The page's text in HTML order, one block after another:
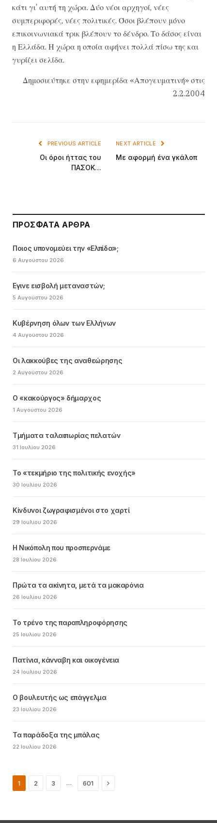
κάτι γι’ αυτή τη χώρα. Δύο νέοι αρχηγοί, νέες
συμπεριφορές, νέες πολιτικές. Όσοι βλέπουν μόνο
επικοινωνιακά τρικ βλέπουν το δένδρο. Το δάσος είναι
η Ελλάδα. Η χώρα η οποία αφήνει πολλά πίσω της και
γυρίζει σελίδα.
Δημοσιεύτηκε στην εφημερίδα «Απογευματινή» στις
2.2.2004
PREVIOUS ARTICLE
Οι όροι ήττας του
ΠΑΣΟΚ…
NEXT ARTICLE
Με αφορμή ένα γκάλοπ
ΠΡΌΣΦΑΤΑ ΆΡΘΡΑ
Ποιος υπονομεύει την «Ελπίδα»;
6 Αυγούστου 2026
Εγινε εισβολή μεταναστών;
5 Αυγούστου 2026
Κυβέρνηση όλων των Ελλήνων
4 Αυγούστου 2026
Οι λακκούβες της αναθεώρησης
2 Αυγούστου 2026
Ο «κακούργος» δήμαρχος
1 Αυγούστου 2026
Τμήματα ταλαιπωρίας πελατών
31 Ιουλίου 2026
Το «τεκμήριο της πολιτικής ενοχής»
30 Ιουλίου 2026
Κίνδυνοι ζωγραφισμένοι στο χαρτί
29 Ιουλίου 2026
Η Νικόπολη που προσπερνάμε
28 Ιουλίου 2026
Πρώτα τα ακίνητα, μετά τα μακαρόνια
26 Ιουλίου 2026
Το τρένο της παραπληροφόρησης
25 Ιουλίου 2026
Πατίνια, κάνναβη και οικογένεια
24 Ιουλίου 2026
Ο βουλευτής ως επάγγελμα
23 Ιουλίου 2026
Τα παράδοξα της μπάλας
22 Ιουλίου 2026
1 2 3 … 601 Next